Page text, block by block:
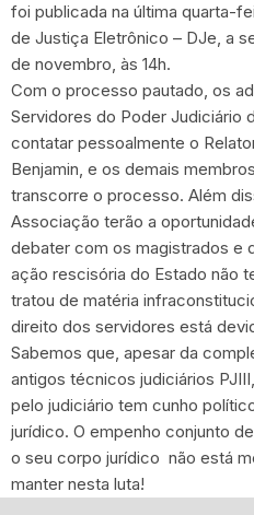
foi publicada na última quarta-
de Justiça Eletrônico – DJe, a
de novembro, às 14h.
Com o processo pautado, os
Servidores do Poder Judiciário
contatar pessoalmente o
Benjamin, e os demais
transcorre o processo. Além
Associação terão a
debater com os magistrados e
ação rescisória do Estado não
tratou de matéria
direito dos servidores está
Sabemos que, apesar da
antigos técnicos judiciários
pelo judiciário tem cunho
jurídico. O empenho conjunto
o seu corpo jurídico não está
manter nesta luta!